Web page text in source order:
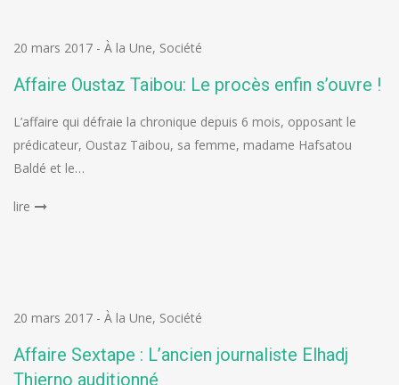
20 mars 2017 - À la Une, Société
Affaire Oustaz Taibou: Le procès enfin s’ouvre !
L’affaire qui défraie la chronique depuis 6 mois, opposant le
prédicateur, Oustaz Taibou, sa femme, madame Hafsatou
Baldé et le…
lire
20 mars 2017 - À la Une, Société
Affaire Sextape : L’ancien journaliste Elhadj
Thierno auditionné